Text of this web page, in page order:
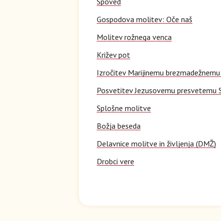
Gospodova molitev: Oče naš
Molitev rožnega venca
Križev pot
Izročitev Marijinemu brezmadežnemu
Posvetitev Jezusovemu presvetemu
Splošne molitve
Božja beseda
Delavnice molitve in življenja (DMŽ)
Drobci vere